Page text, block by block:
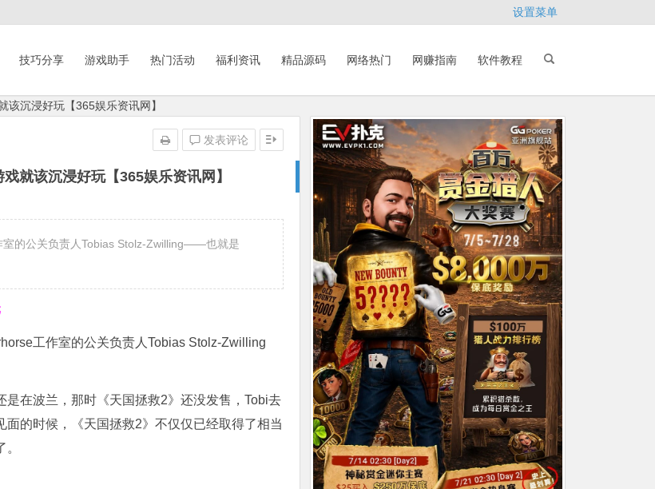
设置菜单
技巧分享 游戏助手 热门活动 福利资讯 精品源码 网络热门 网赚指南 软件教程
该沉浸好玩【365娱乐资讯网】
就该沉浸好玩【365娱乐资讯网】
发表评论
室的公关负责人Tobias Stolz-Zwilling——也就是
工作室的公关负责人Tobias Stolz-Zwilling
在波兰，那时《天国拯救2》还没发售，Tobi去
的时候，《天国拯救2》不仅仅已经取得了相当